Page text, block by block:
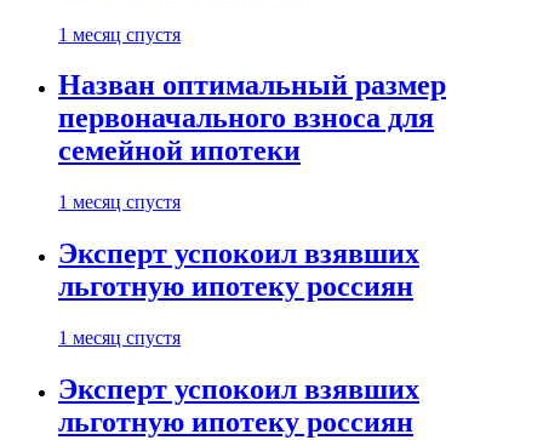
1 месяц спустя
Назван оптимальный размер
первоначального взноса для
семейной ипотеки
1 месяц спустя
Эксперт успокоил взявших
льготную ипотеку россиян
1 месяц спустя
Эксперт успокоил взявших
льготную ипотеку россиян